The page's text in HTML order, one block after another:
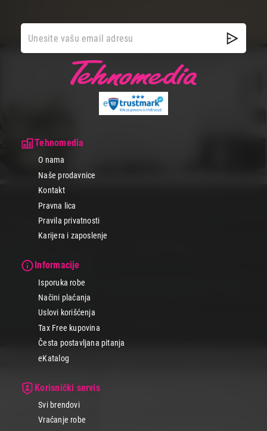
Tehnomedia
O nama
Naše prodavnice
Kontakt
Pravna lica
Pravila privatnosti
Karijera i zaposlenje
Informacije
Isporuka robe
Načini plaćanja
Uslovi korišćenja
Tax Free kupovina
Česta postavljana pitanja
eKatalog
Korisnički servis
Svi brendovi
Vraćanje robe